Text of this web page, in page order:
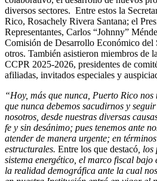
diversos sectores. Entre estos la
Rico, Rosachely Rivera Santana; el
Representantes, Carlos “Johnny”
Comisión de Desarrollo Económico del
otros. También asistieron miembros de
CCPR 2025-2026, presidentes de
afiliadas, invitados especiales y
“Hoy, más que nunca, Puerto Rico
que nunca debemos sacudirnos y
nosotros, desde nuestras diversas
fe y sin desánimo; pues tenemos ante
atender de manera urgente; en
estructurales. Entre los que destacó ,
sistema energético, el marco fiscal
la realidad demográfica ante la cual